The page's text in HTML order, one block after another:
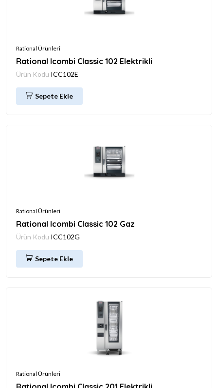
Rational Ürünleri
Rational Icombi Classic 102 Elektrikli
Ürün Kodu ICC102E
Sepete Ekle
Rational Ürünleri
Rational Icombi Classic 102 Gaz
Ürün Kodu ICC102G
Sepete Ekle
Rational Ürünleri